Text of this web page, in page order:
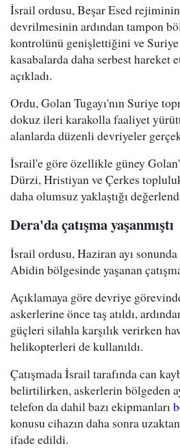
İsrail ordusu, Beşar Esed
devrilmesinin ardından tampon
kontrolünü genişlettiğini ve
kasabalarda daha serbest hareket
açıkladı.
Ordu, Golan Tugayı'nın Suriye
dokuz ileri karakolla faaliyet
alanlarda düzenli devriyeler
İsrail'e göre özellikle güney
Dürzi, Hristiyan ve Çerkes
daha olumsuz yaklaştığı
Dera'da çatışma yaşanmıştı
İsrail ordusu, Haziran ayı
Abidin bölgesinde yaşanan
Açıklamaya göre devriye
askerlerine önce taş atıldı,
güçleri silahla karşılık verirken
helikopterleri de kullanıldı.
Çatışmada İsrail tarafında can
belirtilirken, askerlerin bölgeden
telefon da dahil bazı ekipmanları
konusu cihazın daha sonra uzaktan
ifade edildi.